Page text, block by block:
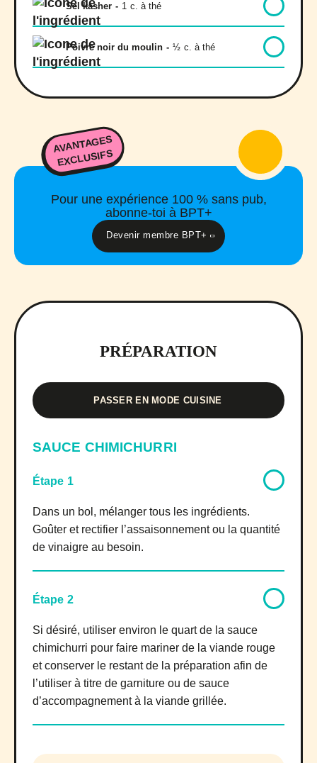
Sel kasher - 1 c. à thé
Poivre noir du moulin - ½ c. à thé
AVANTAGES
EXCLUSIFS
Pour une expérience 100 % sans pub,
abonne-toi à BPT+
Devenir membre BPT+
PRÉPARATION
PASSER EN MODE CUISINE
SAUCE CHIMICHURRI
Étape 1
Dans un bol, mélanger tous les ingrédients.
Goûter et rectifier l’assaisonnement ou la quantité
de vinaigre au besoin.
Étape 2
Si désiré, utiliser environ le quart de la sauce
chimichurri pour faire mariner de la viande rouge
et conserver le restant de la préparation afin de
l’utiliser à titre de garniture ou de sauce
d’accompagnement à la viande grillée.